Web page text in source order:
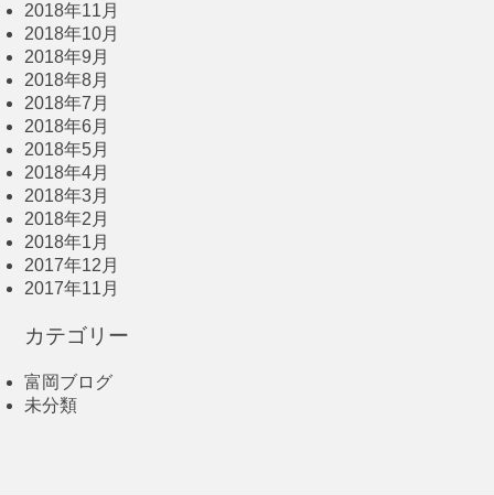
2018年11月
2018年10月
2018年9月
2018年8月
2018年7月
2018年6月
2018年5月
2018年4月
2018年3月
2018年2月
2018年1月
2017年12月
2017年11月
カテゴリー
富岡ブログ
未分類